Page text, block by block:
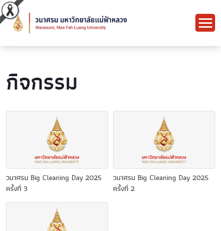
กิจกรรม
วนาศรม Big Cleaning Day 2025
ครั้งที่ 3
วนาศรม Big Cleaning Day 2025
ครั้งที่ 2